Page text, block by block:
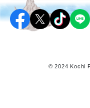
© 2024 Kochi